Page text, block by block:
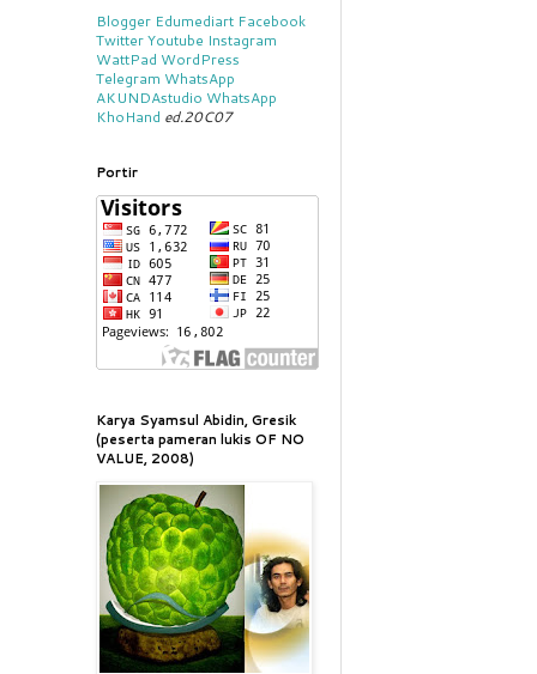
Blogger Edumediart Facebook
TwitterYoutube Instagram
WattPad WordPress
Telegram WhatsApp
AKUNDAstudio WhatsApp
KhoHand ed.20C07
Portir
Karya Syamsul Abidin, Gresik
(peserta pameran lukis OF NO
VALUE, 2008)